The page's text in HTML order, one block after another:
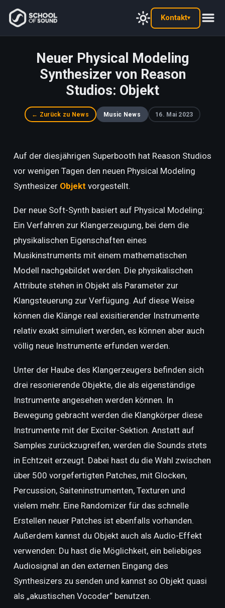
Kontakt▾
Neuer Physical Modeling
Synthesizer von Reason
Studios: Objekt
← Zurück zu News Music News 16. Mai 2023
Auf der diesjährigen Superbooth hat Reason Studios
vor wenigen Tagen den neuen Physical Modeling
Synthesizer Objekt vorgestellt.
Der neue Soft-Synth basiert auf Physical Modeling:
Ein Verfahren zur Klangerzeugung, bei dem die
physikalischen Eigenschaften eines
Musikinstruments mit einem mathematischen
Modell nachgebildet werden. Die physikalischen
Attribute stehen in Objekt als Parameter zur
Klangsteuerung zur Verfügung. Auf diese Weise
können die Klänge real exisitierender Instrumente
relativ exakt simuliert werden, es können aber auch
völlig neue Instrumente erfunden werden.
Unter der Haube des Klangerzeugers befinden sich
drei resonierende Objekte, die als eigenständige
Instrumente angesehen werden können. In
Bewegung gebracht werden die Klangkörper diese
Instrumente mit der Exciter-Sektion. Anstatt auf
Samples zurückzugreifen, werden die Sounds stets
in Echtzeit erzeugt. Dabei hast du die Wahl zwischen
über 500 vorgefertigten Patches, mit Glocken,
Percussion, Saiteninstrumenten, Texturen und
vielem mehr. Eine Randomizer für das schnelle
Erstellen neuer Patches ist ebenfalls vorhanden.
Außerdem kannst du Objekt auch als Audio-Effekt
verwenden: Du hast die Möglichkeit, ein beliebiges
Audiosignal an den externen Eingang des
Synthesizers zu senden und kannst so Objekt quasi
als „akustischen Vocoder“ benutzen.